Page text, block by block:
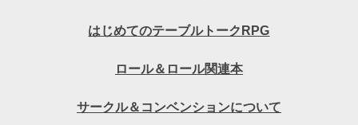
はじめてのテーブルトークRPG
ロール＆ロール関連本
サークル＆コンベンションについて